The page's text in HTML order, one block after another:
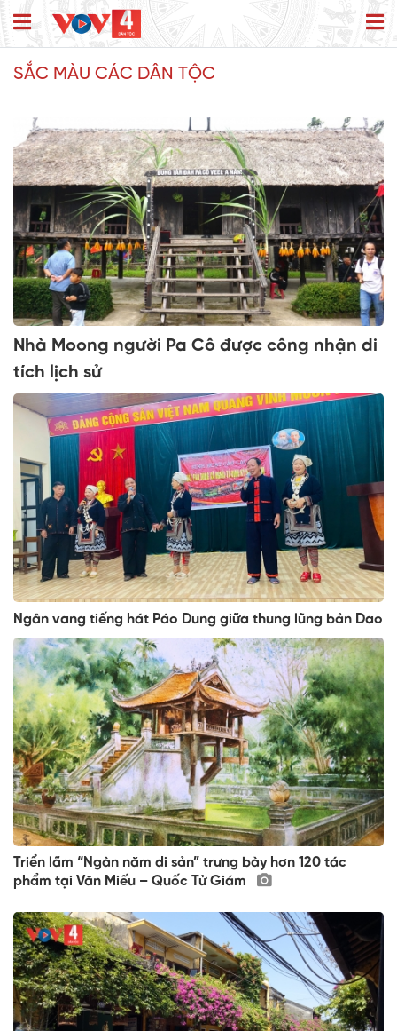
SẮC MÀU CÁC DÂN TỘC
Nhà Moong người Pa Cô được công nhận di
tích lịch sử
Ngân vang tiếng hát Páo Dung giữa thung lũng bản Dao
Triển lãm “Ngàn năm di sản” trưng bày hơn 120 tác
phẩm tại Văn Miếu – Quốc Tử Giám